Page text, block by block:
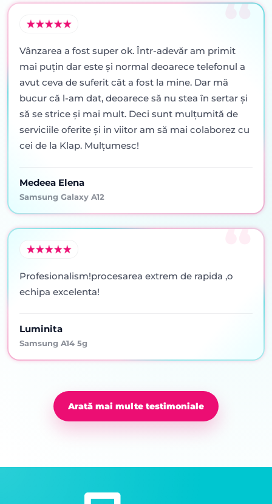
Vânzarea a fost super ok. Într-adevăr am primit
mai puţin dar este şi normal deoarece telefonul a
avut ceva de suferit cât a fost la mine. Dar mă
bucur că l-am dat, deoarece să nu stea în sertar şi
să se strice şi mai mult. Deci sunt mulţumită de
serviciile oferite şi in viitor am să mai colaborez cu
cei de la Klap. Mulţumesc!
Medeea Elena
Samsung Galaxy A12
Profesionalism!procesarea extrem de rapida ,o
echipa excelenta!
Luminita
Samsung A14 5g
Arată mai multe testimoniale